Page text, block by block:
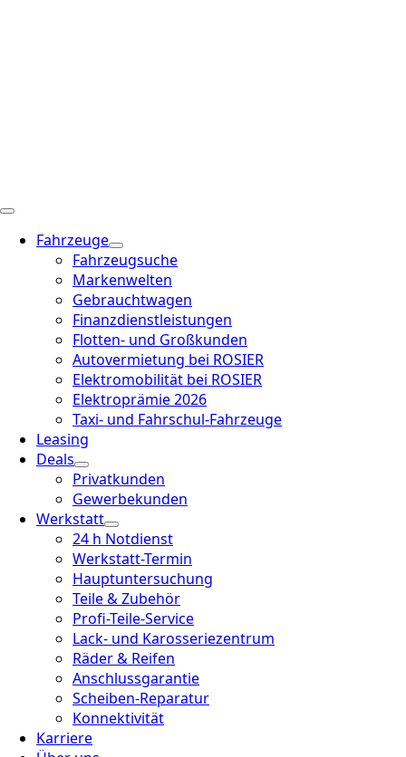
Fahrzeuge
Fahrzeugsuche
Markenwelten
Gebrauchtwagen
Finanzdienstleistungen
Flotten- und Großkunden
Autovermietung bei ROSIER
Elektromobilität bei ROSIER
Elektroprämie 2026
Taxi- und Fahrschul-Fahrzeuge
Leasing
Deals
Privatkunden
Gewerbekunden
Werkstatt
24 h Notdienst
Werkstatt-Termin
Hauptuntersuchung
Teile & Zubehör
Profi-Teile-Service
Lack- und Karosseriezentrum
Räder & Reifen
Anschlussgarantie
Scheiben-Reparatur
Konnektivität
Karriere